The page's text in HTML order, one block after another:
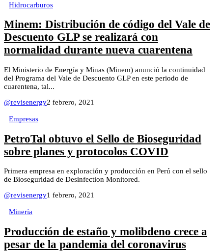
Hidrocarburos
Minem: Distribución de código del Vale de
Descuento GLP se realizará con
normalidad durante nueva cuarentena
El Ministerio de Energía y Minas (Minem) anunció la continuidad
del Programa del Vale de Descuento GLP en este periodo de
cuarentena, tal...
@revisenergy2 febrero, 2021
Empresas
PetroTal obtuvo el Sello de Bioseguridad
sobre planes y protocolos COVID
Primera empresa en exploración y producción en Perú con el sello
de Bioseguridad de Desinfection Monitored.
@revisenergy1 febrero, 2021
Minería
Producción de estaño y molibdeno crece a
pesar de la pandemia del coronavirus